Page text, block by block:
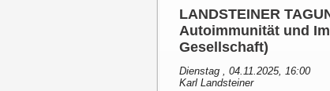
LANDSTEINER
Autoimmunität und
Gesellschaft)
Dienstag , 04.11.2025, 16:00
Karl Landsteiner